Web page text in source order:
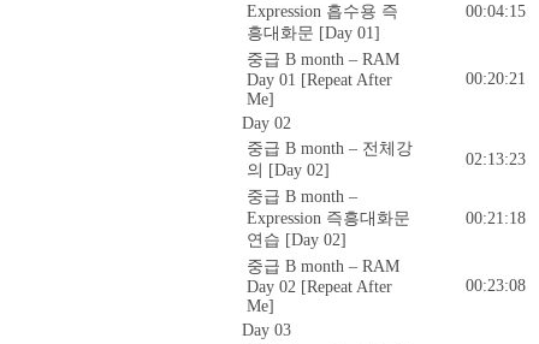
Expression 흡수용 즉
흥대화문 [Day 01]
00:04:15
중급 B month – RAM
Day 01 [Repeat After
Me]
00:20:21
Day 02
중급 B month – 전체강
의 [Day 02]
02:13:23
중급 B month –
Expression 즉흥대화문
연습 [Day 02]
00:21:18
중급 B month – RAM
Day 02 [Repeat After
Me]
00:23:08
Day 03